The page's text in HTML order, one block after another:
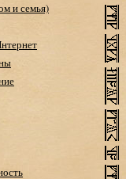
и семья)